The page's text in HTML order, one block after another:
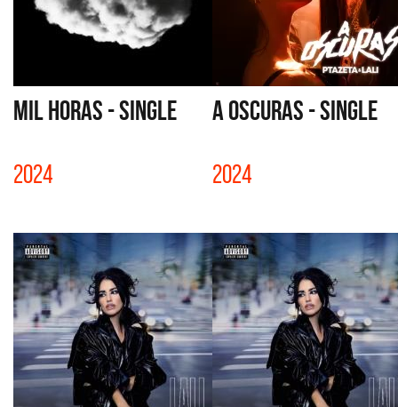
MIL HORAS - SINGLE
2024
A OSCURAS - SINGLE
2024